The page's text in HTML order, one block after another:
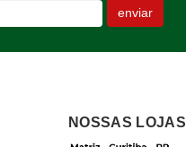
enviar
NOSSAS LOJAS